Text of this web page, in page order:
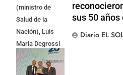
(ministro de
Salud de la
Nación), Luis
Maria Degrossi
(Presidente de
Apres Salud) y
sus 50
Diario EL